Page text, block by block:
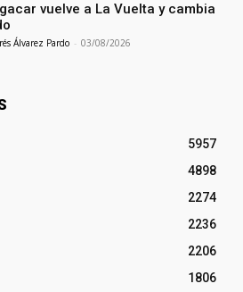
vuelve a La Vuelta y cambia
Álvarez Pardo - 03/08/2026
5957
4898
2274
2236
2206
1806